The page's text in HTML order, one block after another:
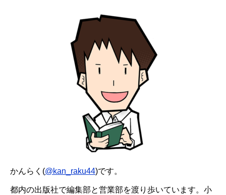
かんらく(@kan_raku44)です。
都内の出版社で編集部と営業部を渡り歩いています。小